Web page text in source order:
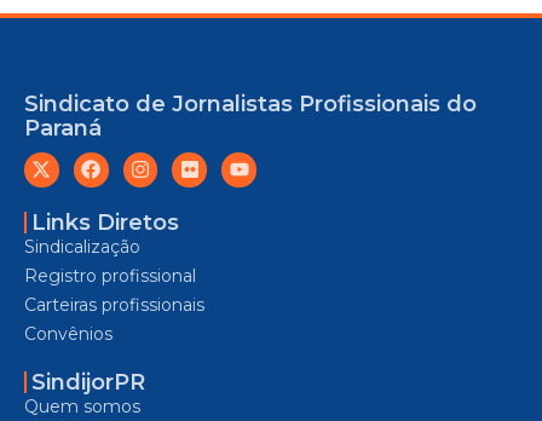
Sindicato de Jornalistas Profissionais do
Paraná
Links Diretos
Sindicalização
Registro profissional
Carteiras profissionais
Convênios
SindijorPR
Quem somos